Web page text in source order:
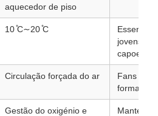
aquecedor de piso
10 ̊C∼20 ̊C
Essencial
jovens
capoeira
Circulação forçada do ar
Fans
forma de
Gestão do oxigénio e
Mantém